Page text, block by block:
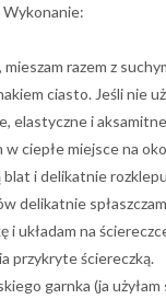
Wykonanie:
razem z
ciasto. Jeśli nie
elastyczne i
ciepłe miejsce na
i delikatnie
delikatnie
i układam na
przykryte ściereczką.
garnka (ja